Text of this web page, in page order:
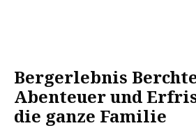
Bergerlebnis
Abenteuer und
die ganze Familie